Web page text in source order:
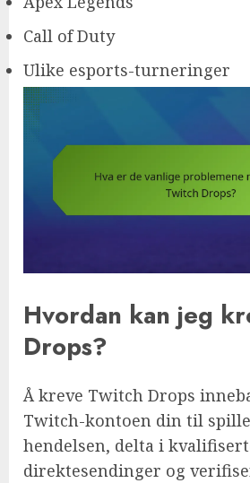
Call of Duty
Ulike esports-turneringer
Hvordan kan jeg
Drops?
Å kreve Twitch Drops
Twitch-kontoen din til
hendelsen, delta i
direktesendinger og